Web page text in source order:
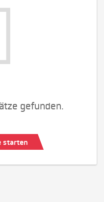
gefunden.
starten